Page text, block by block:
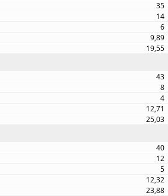
35
14
6
9,89
19,55
43
8
4
12,71
25,03
40
12
5
12,32
23,88